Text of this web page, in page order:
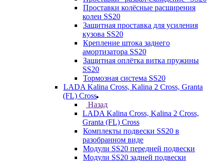
Проставки колёсные расширения
колеи SS20
Защитная проставка для усиления
кузова SS20
Крепление штока заднего
амортизатора SS20
Защитная оплётка витка пружины
SS20
Тормозная система SS20
LADA Kalina Cross, Kalina 2 Cross, Granta
(FL) Cross
Назад
LADA Kalina Cross, Kalina 2 Cross,
Granta (FL) Cross
Комплекты подвески SS20 в
разобранном виде
Модули SS20 передней подвески
Модули SS20 задней подвески